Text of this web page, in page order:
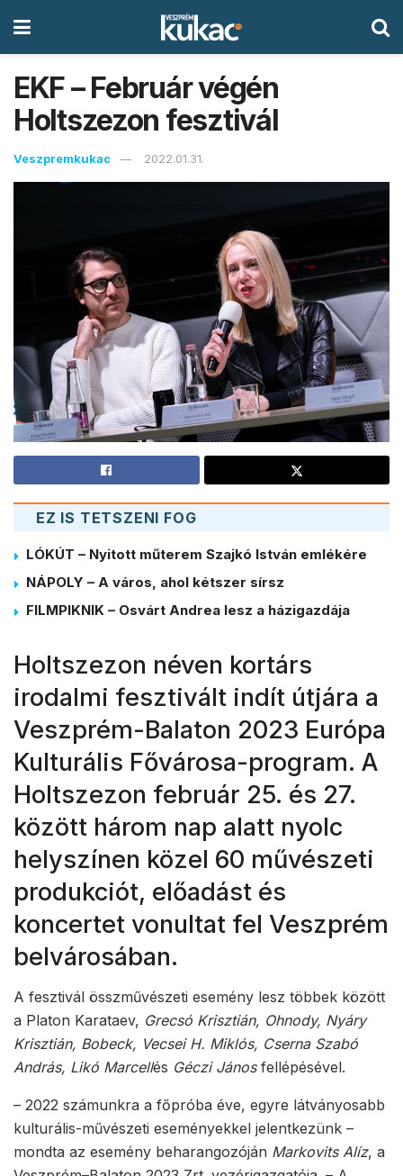
EKF – Február végén
Holtszezon fesztivál
Veszpremkukac 2022.01.31.
EZ IS TETSZENI FOG
LÓKÚT – Nyitott műterem Szajkó István emlékére
NÁPOLY – A város, ahol kétszer sírsz
FILMPIKNIK – Osvárt Andrea lesz a házigazdája
Holtszezon néven kortárs
irodalmi fesztivált indít útjára a
Veszprém-Balaton 2023 Európa
Kulturális Fővárosa-program. A
Holtszezon február 25. és 27.
között három nap alatt nyolc
helyszínen közel 60 művészeti
produkciót, előadást és
koncertet vonultat fel Veszprém
belvárosában.
A fesztivál összművészeti esemény lesz többek között
a Platon Karataev, Grecsó Krisztián, Ohnody, Nyáry
Krisztián, Bobeck, Vecsei H. Miklós, Cserna Szabó
András, Likó Marcellés Géczi János fellépésével.
– 2022 számunkra a főpróba éve, egyre látványosabb
kulturális-művészeti eseményekkel jelentkezünk –
mondta az esemény beharangozóján Markovits Alíz, a